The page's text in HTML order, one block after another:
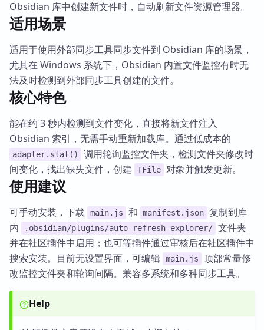
Obsidian 库中创建新文件时，自动刷新文件资源管理器。
适用场景
适用于使用外部同步工具同步文件到 Obsidian 库的场景，
尤其在 Windows 系统下，Obsidian 内置文件监控有时无
法及时检测到外部同步工具创建的文件。
核心特色
能在约 3 秒内检测到文件变化，直接将新文件注入
Obsidian 索引，无需手动重新加载库。通过低成本的
adapter.stat()
调用轮询监控文件夹，检测文件夹修改时
间变化，找出缺失文件，创建
TFile 对象并触发更新。
使用建议
可手动安装，下载 main.js 和 manifest.json 复制到库
内
.obsidian/plugins/auto-refresh-explorer/ 文件夹
并在社区插件中启用；也可等插件通过审核后在社区插件中
搜索安装。目前无设置界面，可编辑 main.js
顶部常量修
改监控文件夹和轮询间隔。兼容多系统和多种同步工具。
Help